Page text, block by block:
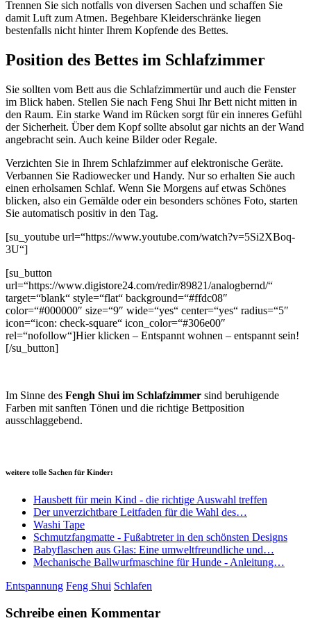
Trennen Sie sich notfalls von diversen Sachen und schaffen Sie
damit Luft zum Atmen. Begehbare Kleiderschränke liegen
bestenfalls nicht hinter Ihrem Kopfende des Bettes.
Position des Bettes im Schlafzimmer
Sie sollten vom Bett aus die Schlafzimmertür und auch die Fenster
im Blick haben. Stellen Sie nach Feng Shui Ihr Bett nicht mitten in
den Raum. Ein starke Wand im Rücken sorgt für ein inneres Gefühl
der Sicherheit. Über dem Kopf sollte absolut gar nichts an der Wand
angebracht sein. Auch keine Bilder oder Regale.
Verzichten Sie in Ihrem Schlafzimmer auf elektronische Geräte.
Verbannen Sie Radiowecker und Handy. Nur so erhalten Sie auch
einen erholsamen Schlaf. Wenn Sie Morgens auf etwas Schönes
blicken, also ein Gemälde oder ein besonders schönes Foto, starten
Sie automatisch positiv in den Tag.
[su_youtube url=“https://www.youtube.com/watch?v=5Si2XBoq-
3U“]
[su_button
url=“https://www.digistore24.com/redir/89821/analogbernd/“
target=“blank“ style=“flat“ background=“#ffdc08″
color=“#000000″ size=“9″ wide=“yes“ center=“yes“ radius=“5″
icon=“icon: check-square“ icon_color=“#306e00″
rel=“nofollow“]Hier klicken – Entspannt wohnen – entspannt sein!
[/su_button]
Im Sinne des Fengh Shui im Schlafzimmer sind beruhigende
Farben mit sanften Tönen und die richtige Bettposition
ausschlaggebend.
weitere tolle Sachen für Kinder:
Hausbett für mein Kind - die richtige Auswahl treffen
Der unverzichtbare Leitfaden für die Wahl des…
Washi Tape
Schmutzfangmatte - Fußabtreter in den schönsten Designs
Babyflaschen aus Glas: Eine umweltfreundliche und…
Mechanische Ballwurfmaschine für Hunde - Anleitung…
Entspannung Feng Shui Schlafen
Schreibe einen Kommentar